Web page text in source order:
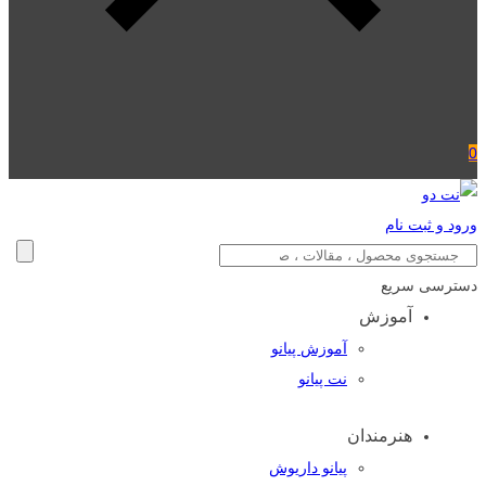
0
ورود و ثبت نام
دسترسی سریع
آموزش
آموزش پیانو
نت پیانو
هنرمندان
پیانو داریوش